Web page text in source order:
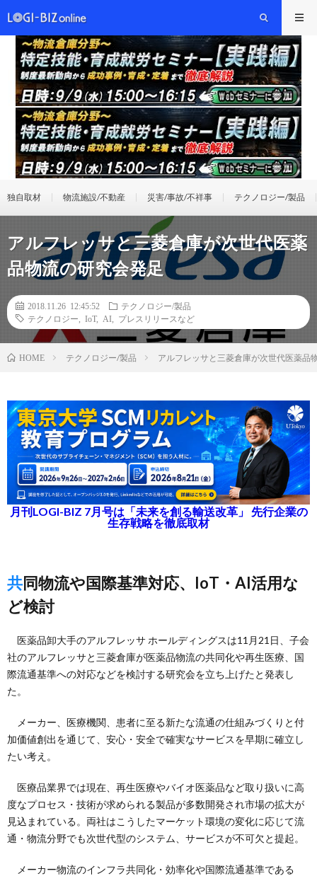
独自取材 物流施設/不動産 災害/事故/不祥事 テクノロジー/製品
アルフレッサと三菱倉庫が次世代医薬
品物流の研究会発足
2018.11.26 12:45:52
テクノロジー/製品
テクノロジー
IoT, AI プレスリリースなど
HOME テクノロジー/製品 アルフレッサと三菱倉庫が次世代医薬品
月刊LOGI-BIZ 7月号は「未来を創る輸送改革」 先行企業の
生存戦略を徹底取材
共同物流や国際基準対応、IoT・AI活用な
ど検討
医薬品卸大手のアルフレッサ ホールディングスは11月21日、子会
社のアルフレッサと三菱倉庫が医薬品物流の共同化や再生医療、国
際流通基準への対応などを検討する研究会を立ち上げたと発表し
た。
メーカー、医療機関、患者に至る新たな流通の仕組みづくりと付
加価値創出を通じて、安心・安全で確実なサービスを早期に確立し
たい考え。
医療品業界では現在、再生医療やバイオ医薬品など取り扱いに高
度なプロセス・技術が求められる製品が多数開発され市場の拡大が
見込まれている。両社はこうしたマーケット環境の変化に応じて流
通・物流分野でも次世代型のシステム、サービスが不可欠と提起。
メーカー物流のインフラ共同化・効率化や国際流通基準である